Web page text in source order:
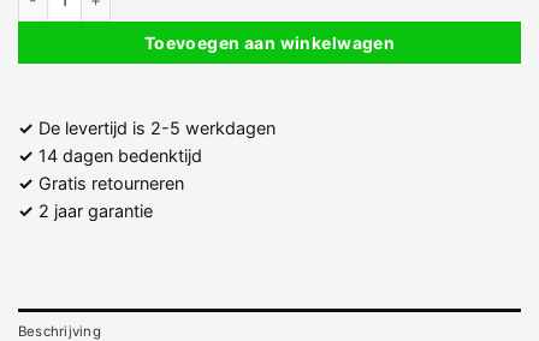
Toevoegen aan winkelwagen
✓ De levertijd is 2-5 werkdagen
✓ 14 dagen bedenktijd
✓ Gratis retourneren
✓ 2 jaar garantie
Beschrijving